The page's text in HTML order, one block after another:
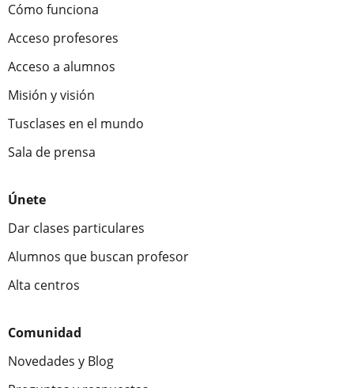
Cómo funciona
Acceso profesores
Acceso a alumnos
Misión y visión
Tusclases en el mundo
Sala de prensa
Únete
Dar clases particulares
Alumnos que buscan profesor
Alta centros
Comunidad
Novedades y Blog